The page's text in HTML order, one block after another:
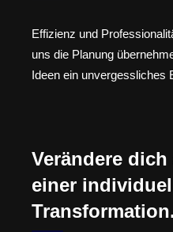
Effizienz und
uns die Planung
Ideen ein unvergessliches
Verändere
einer
Transformation.